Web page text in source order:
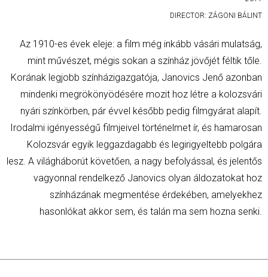
DIRECTOR: ZÁGONI BÁLINT
Az 1910-es évek eleje: a film még inkább vásári mulatság,
mint művészet, mégis sokan a színház jövőjét féltik tőle.
Korának legjobb színházigazgatója, Janovics Jenő azonban
mindenki megrökönyödésére mozit hoz létre a kolozsvári
nyári színkörben, pár évvel később pedig filmgyárat alapít.
Irodalmi igényességű filmjeivel történelmet ír, és hamarosan
Kolozsvár egyik leggazdagabb és legirigyeltebb polgára
lesz. A világháborút követően, a nagy befolyással, és jelentős
vagyonnal rendelkező Janovics olyan áldozatokat hoz
színházának megmentése érdekében, amelyekhez
hasonlókat akkor sem, és talán ma sem hozna senki.